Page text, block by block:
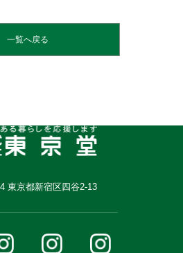
一覧へ戻る
東京都新宿区四谷2-13